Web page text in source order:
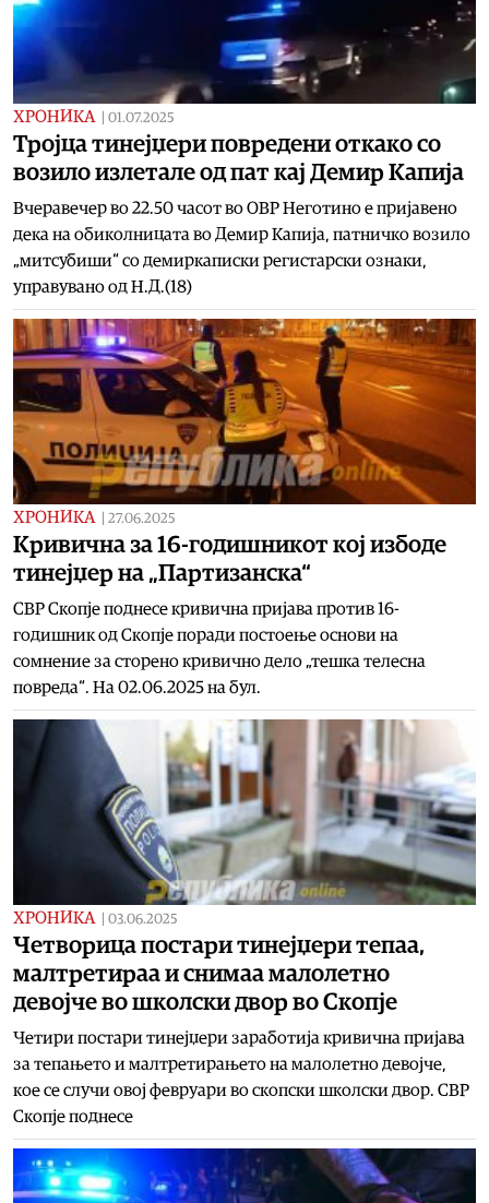
ХРОНИКА 01.07.2025
Тројца тинејџери повредени откако со
возило излетале од пат кај Демир Капија
Вчеравечер во 22.50 часот во ОВР Неготино е пријавено
дека на обиколницата во Демир Капија, патничко возило
„митсубиши“ со демиркаписки регистарски ознаки,
управувано од Н.Д.(18)
ХРОНИКА 27.06.2025
Кривична за 16-годишникот кој избоде
тинејџер на „Партизанска“
СВР Скопје поднесе кривична пријава против 16-
годишник од Скопје поради постоење основи на
сомнение за сторено кривично дело „тешка телесна
повреда“. На 02.06.2025 на бул.
ХРОНИКА 03.06.2025
Четворица постари тинејџери тепаа,
малтретираа и снимаа малолетно
девојче во школски двор во Скопје
Четири постари тинејџери заработија кривична пријава
за тепањето и малтретирањето на малолетно девојче,
кое се случи овој февруари во скопски школски двор. СВР
Скопје поднесе